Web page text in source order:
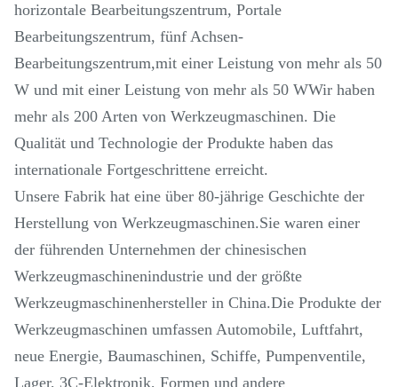
horizontale Bearbeitungszentrum, Portale
Bearbeitungszentrum, fünf Achsen-
Bearbeitungszentrum,mit einer Leistung von mehr als 50
W und mit einer Leistung von mehr als 50 WWir haben
mehr als 200 Arten von Werkzeugmaschinen. Die
Qualität und Technologie der Produkte haben das
internationale Fortgeschrittene erreicht.
Unsere Fabrik hat eine über 80-jährige Geschichte der
Herstellung von Werkzeugmaschinen.Sie waren einer
der führenden Unternehmen der chinesischen
Werkzeugmaschinenindustrie und der größte
Werkzeugmaschinenhersteller in China.Die Produkte der
Werkzeugmaschinen umfassen Automobile, Luftfahrt,
neue Energie, Baumaschinen, Schiffe, Pumpenventile,
Lager, 3C-Elektronik, Formen und andere